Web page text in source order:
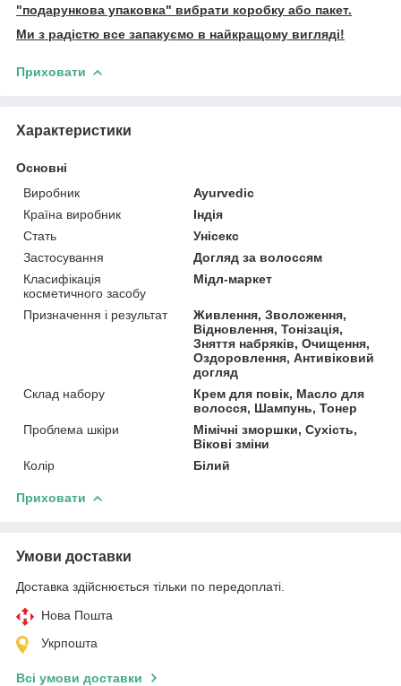
"подарункова упаковка" вибрати коробку або пакет.
Ми з радістю все запакуємо в найкращому вигляді!
Приховати
Характеристики
Основні
Виробник
Ayurvedic
Країна виробник
Індія
Стать
Унісекс
Застосування
Догляд за волоссям
Класифікація
косметичного засобу
Мідл-маркет
Призначення і результат
Живлення, Зволоження,
Відновлення, Тонізація,
Зняття набряків, Очищення,
Оздоровлення, Антивіковий
догляд
Склад набору
Крем для повік, Масло для
волосся, Шампунь, Тонер
Проблема шкіри
Мімічні зморшки, Сухість,
Вікові зміни
Колір
Білий
Приховати
Умови доставки
Доставка здійснюється тільки по передоплаті.
Нова Пошта
Укрпошта
Всі умови доставки